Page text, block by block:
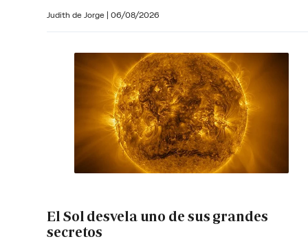
Judith de Jorge | 06/08/2026
El Sol desvela uno de sus grandes
secretos